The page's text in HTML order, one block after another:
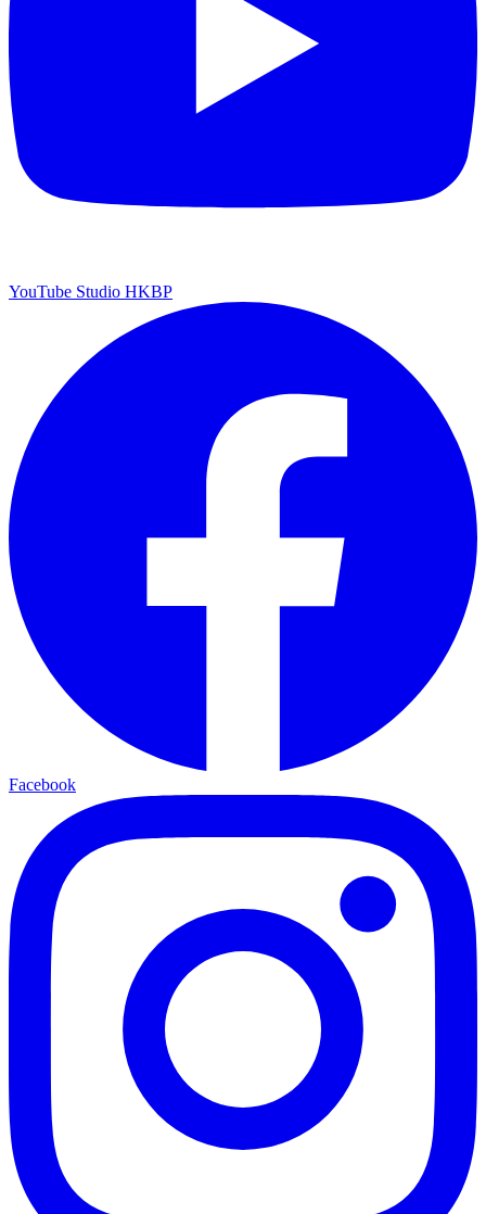
YouTube Studio HKBP
Facebook